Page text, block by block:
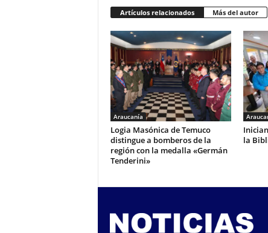
Artículos relacionados Más del autor
Araucanía
Logia Masónica de Temuco
distingue a bomberos de la
región con la medalla «Germán
Tenderini»
la